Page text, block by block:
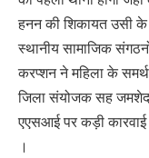
हनन की शिकायत उसी
स्थानीय सामाजिक
करप्शन ने महिला के
जिला संयोजक सह
एएसआई पर कड़ी
।